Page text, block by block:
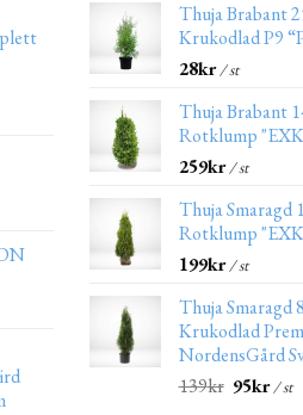
Thuja Brabant
Krukodlad P9
28kr/ st
Thuja Brabant
Rotklump
259kr/ st
Thuja Smaragd
Rotklump
199kr/ st
Thuja Smaragd
Krukodlad
NordensGård
139kr 95kr/ st